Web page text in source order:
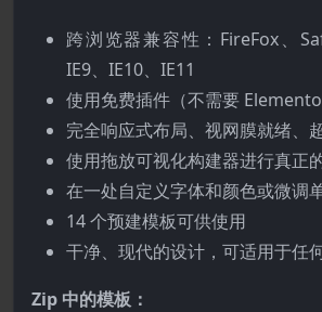
跨浏览器兼容性：FireFox、
IE9、IE10、IE11
使用免费插件（不需要
完全响应式布局、视网膜就绪、
使用拖放可视化构建器进行真正
在一处自定义字体和颜色或微调
14 个预建模板可供使用
干净、现代的设计，可适用于任
Zip 中的模板：